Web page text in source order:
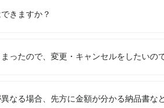
きますか？
ったので、変更・キャンセルをしたいの
なる場合、先方に金額が分かる納品書な